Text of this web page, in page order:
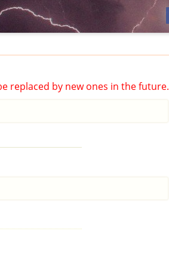
replaced by new ones in the future.